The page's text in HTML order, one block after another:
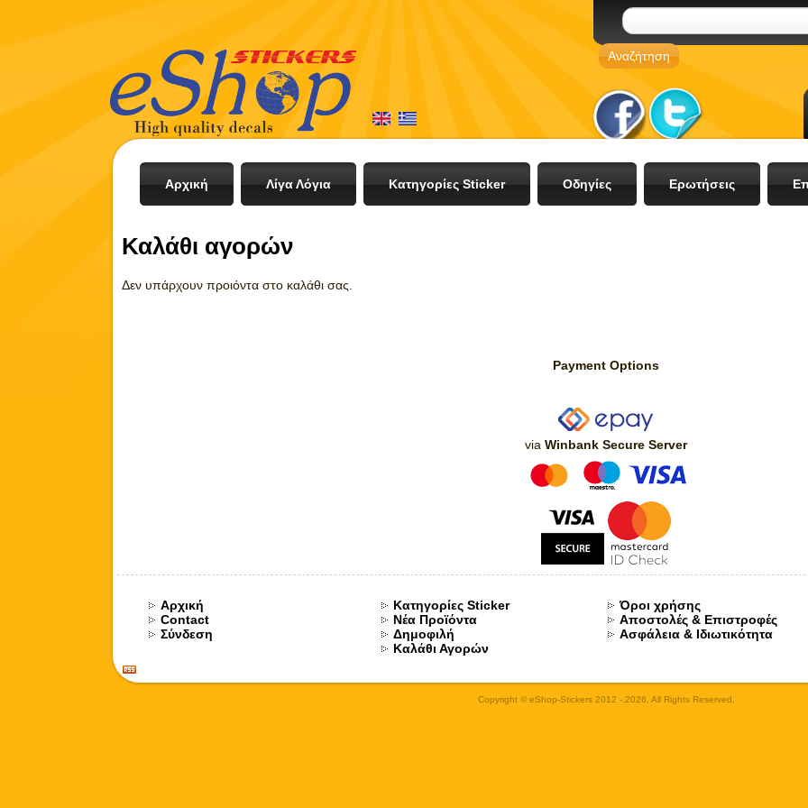
Αρχική Λίγα Λόγια Κατηγορίες Sticker Οδηγίες Ερωτήσεις
Καλάθι αγορών
Δεν υπάρχουν προιόντα στο καλάθι σας.
Payment Options
via Winbank Secure Server
Αρχική
Contact
Σύνδεση
Κατηγορίες Sticker
Νέα Προϊόντα
Δημοφιλή
Καλάθι Αγορών
Όροι χρήσης
Αποστολές & Επιστροφές
Ασφάλεια & Ιδιωτικότητα
Copyright © eShop-Stickers 2012 -.2026. All Rights Reserved.